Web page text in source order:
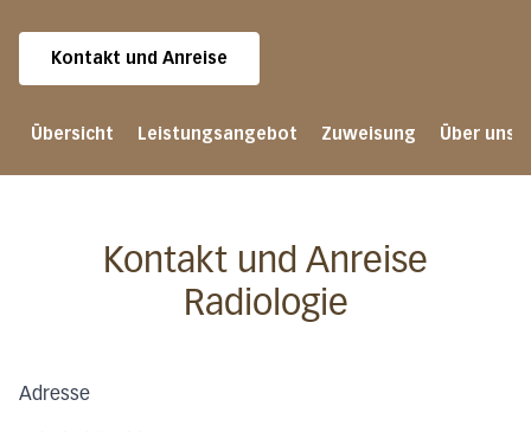
Kontakt und Anreise
Übersicht Leistungsangebot Zuweisung Über uns
Kontakt und Anreise
Radiologie
Adresse